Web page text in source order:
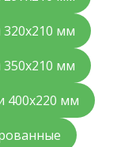
мм
мм
400х220 мм